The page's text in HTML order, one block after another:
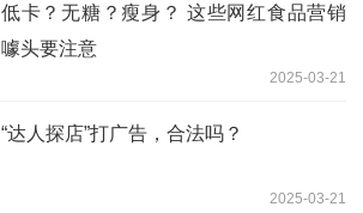
低卡？无糖？瘦身？ 这些网红食品营销
噱头要注意
2025-03-21
“达人探店”打广告，合法吗？
2025-03-21